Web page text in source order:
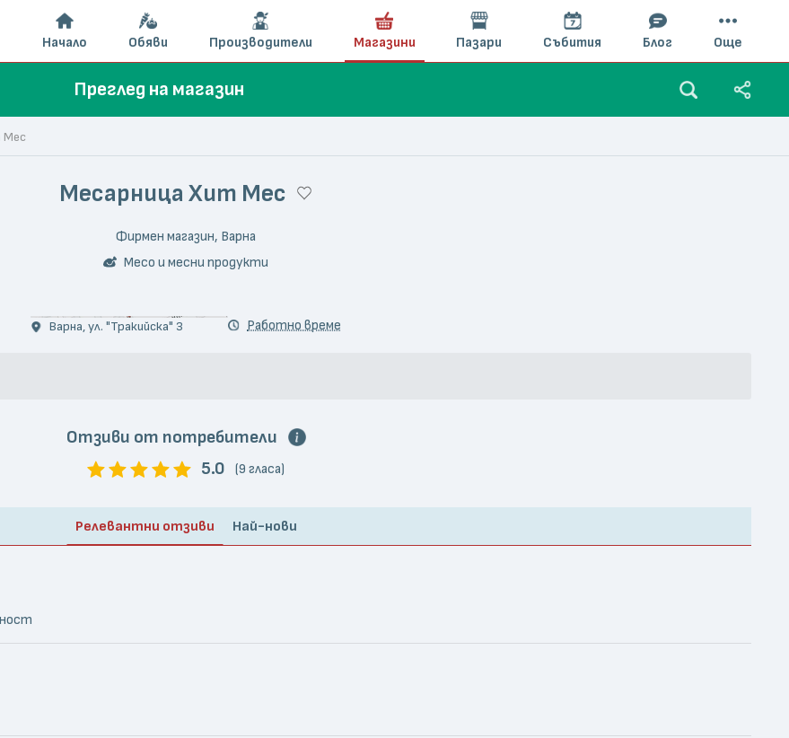
Преглед на магазин
Мес
Месарница Хит Мес
Фирмен магазин, Варна
Месо и месни продукти
Варна, ул. "Тракийска" 3 Работно време
Отзиви от потребители
5.0
(9 гласа)
Релевантни отзиви Най-нови
Начало Обяви Производители Магазини Пазари Събития Блог Още